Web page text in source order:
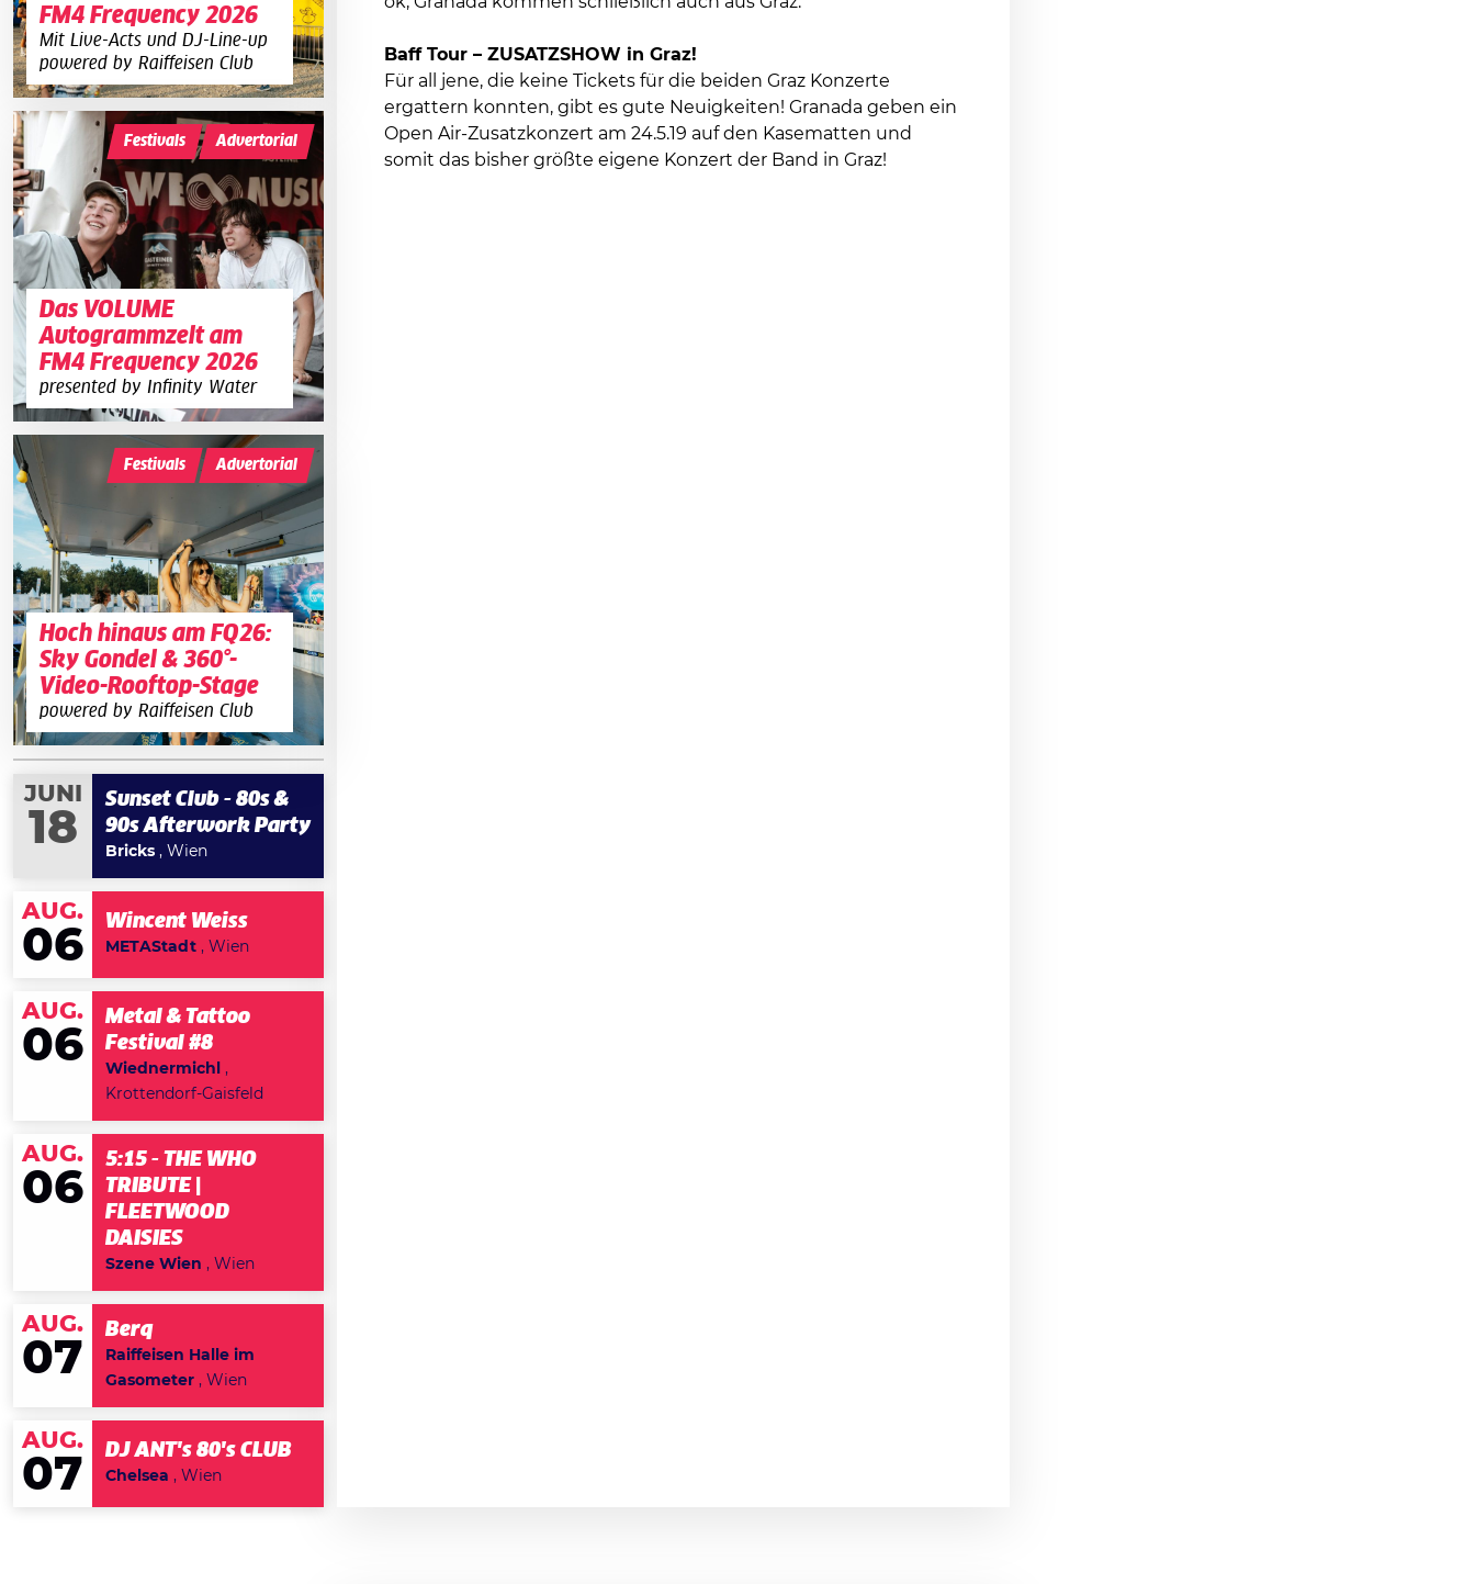
Baff Tour – ZUSATZSHOW in Graz!
Für all jene, die keine Tickets für die beiden Graz Konzerte
ergattern konnten, gibt es gute Neuigkeiten! Granada geben ein
Open Air-Zusatzkonzert am 24.5.19 auf den Kasematten und
somit das bisher größte eigene Konzert der Band in Graz!
FM4 Frequency 2026
Mit Live-Acts und DJ-Line-up
powered by Raiffeisen Club
Das VOLUME
Autogrammzelt am
FM4 Frequency 2026
presented by Infinity Water
Festivals Advertorial
Hoch hinaus am FQ26:
Sky Gondel & 360°-
Video-Rooftop-Stage
powered by Raiffeisen Club
Festivals Advertorial
JUNI
18
Sunset Club - 80s &
90s Afterwork Party
Bricks , Wien
AUG.
06
Wincent Weiss
METAStadt , Wien
AUG.
06
Metal & Tattoo
Festival #8
Wiednermichl
,
Krottendorf-Gaisfeld
AUG.
06
5:15 - THE WHO
TRIBUTE |
FLEETWOOD
DAISIES
Szene Wien , Wien
AUG.
07
Berq
Raiffeisen Halle im
Gasometer , Wien
AUG.
07
DJ ANT's 80's CLUB
Chelsea , Wien